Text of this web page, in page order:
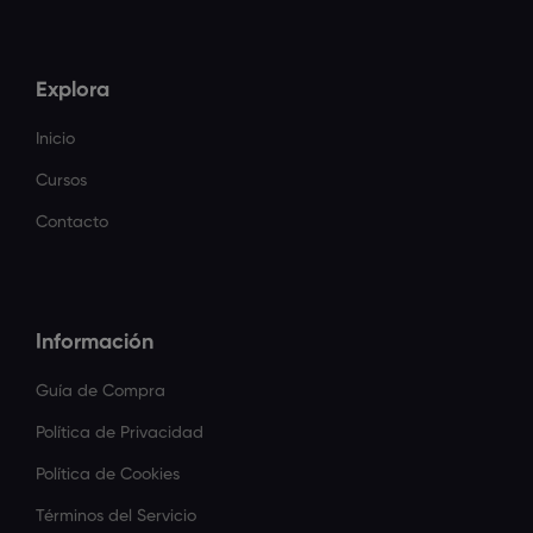
Explora
Inicio
Cursos
Contacto
Información
Guía de Compra
Política de Privacidad
Política de Cookies
Términos del Servicio